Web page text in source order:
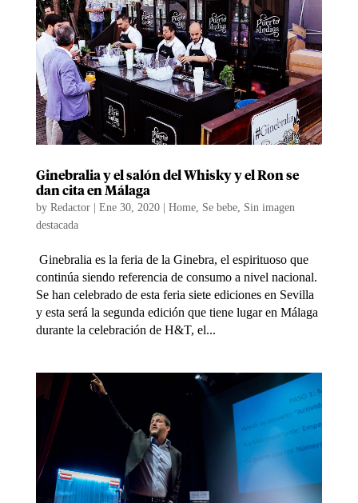
Ginebralia y el salón del Whisky y el Ron se
dan cita en Málaga
by Redactor| Ene 30, 2020| Home, Se bebe, Sin imagen
destacada
Ginebralia es la feria de la Ginebra, el espirituoso que
continúa siendo referencia de consumo a nivel nacional.
Se han celebrado de esta feria siete ediciones en Sevilla
y esta será la segunda edición que tiene lugar en Málaga
durante la celebración de H&T, el...